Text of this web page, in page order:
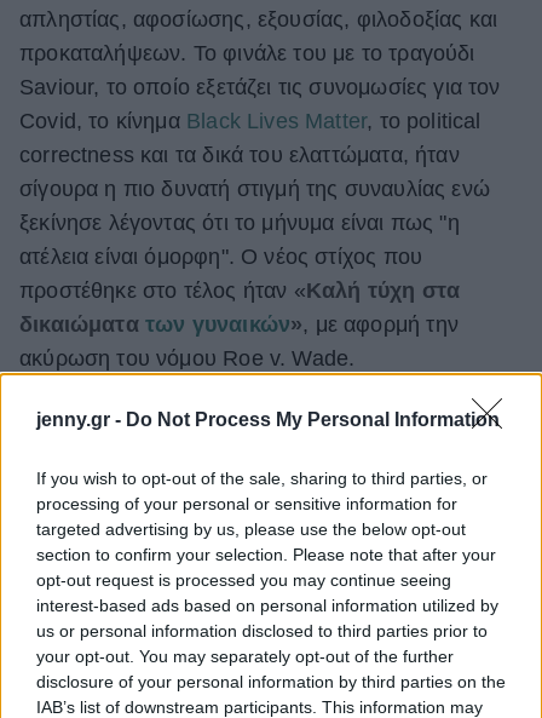
jenny.gr - Do Not Process My Personal Information
If you wish to opt-out of the sale, sharing to third parties, or
processing of your personal or sensitive information for
targeted advertising by us, please use the below opt-out
section to confirm your selection. Please note that after your
opt-out request is processed you may continue seeing
interest-based ads based on personal information utilized by
us or personal information disclosed to third parties prior to
your opt-out. You may separately opt-out of the further
disclosure of your personal information by third parties on the
IAB’s list of downstream participants. This information may
απληστίας, αφοσίωσης, εξουσίας, φιλοδοξίας και
προκαταλήψεων. Το φινάλε του με το τραγούδι
Saviour, το οποίο εξετάζει τις συνομωσίες για τον
Covid, το κίνημα Black Lives Matter, το political
correctness και τα δικά του ελαττώματα, ήταν
σίγουρα η πιο δυνατή στιγμή της συναυλίας ενώ
ξεκίνησε λέγοντας ότι το μήνυμα είναι πως "η
ατέλεια είναι όμορφη". Ο νέος στίχος που
προστέθηκε στο τέλος ήταν «Καλή τύχη στα
δικαιώματα των γυναικών», με αφορμή την
ακύρωση του νόμου Roe v. Wade.